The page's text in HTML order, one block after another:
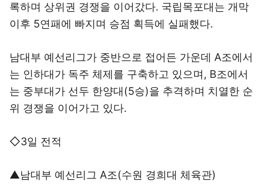
록하며 상위권 경쟁을 이어갔다. 국립목포대는 개막
이후 5연패에 빠지며 승점 획득에 실패했다.
남대부 예선리그가 중반으로 접어든 가운데 A조에서
는 인하대가 독주 체제를 구축하고 있으며, B조에서
는 중부대가 선두 한양대(5승)을 추격하며 치열한 순
위 경쟁을 이어가고 있다.
◇3일 전적
▲남대부 예선리그 A조(수원 경희대 체육관)